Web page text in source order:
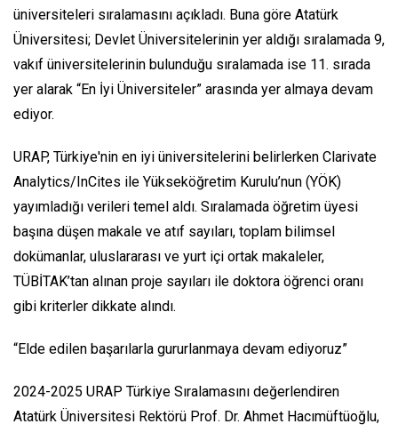
üniversiteleri sıralamasını açıkladı. Buna göre Atatürk
Üniversitesi; Devlet Üniversitelerinin yer aldığı sıralamada 9,
vakıf üniversitelerinin bulunduğu sıralamada ise 11. sırada
yer alarak “En İyi Üniversiteler” arasında yer almaya devam
ediyor.
URAP, Türkiye'nin en iyi üniversitelerini belirlerken Clarivate
Analytics/InCites ile Yükseköğretim Kurulu’nun (YÖK)
yayımladığı verileri temel aldı. Sıralamada öğretim üyesi
başına düşen makale ve atıf sayıları, toplam bilimsel
dokümanlar, uluslararası ve yurt içi ortak makaleler,
TÜBİTAK’tan alınan proje sayıları ile doktora öğrenci oranı
gibi kriterler dikkate alındı.
“Elde edilen başarılarla gururlanmaya devam ediyoruz”
2024-2025 URAP Türkiye Sıralamasını değerlendiren
Atatürk Üniversitesi Rektörü Prof. Dr. Ahmet Hacımüftüoğlu,